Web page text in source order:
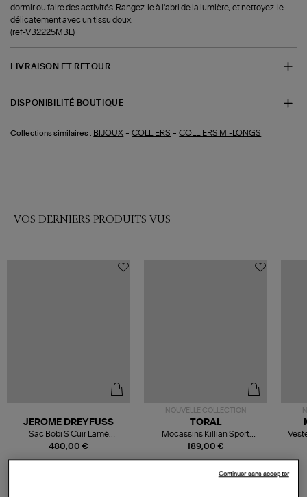
dormir ou faire des activités. Rangez-le à l'abri de la lumière, et nettoyez-le
délicatement avec un tissu doux.
(ref-VB2225MBL)
LIVRAISON ET RETOUR
DISPONIBILITÉ BOUTIQUE
Collections similaires : BIJOUX -COLLIERS -COLLIERS MI-LONGS
VOS DERNIERS PRODUITS VUS
480,00 €
JEROME DREYFUSS
Sac Bobi S Cuir Lamé
Champagne
NOUVELLE COLLECTION
189,00 €
TORAL
Mocassins Killian Sport
Mousse
Continuer sans accepter